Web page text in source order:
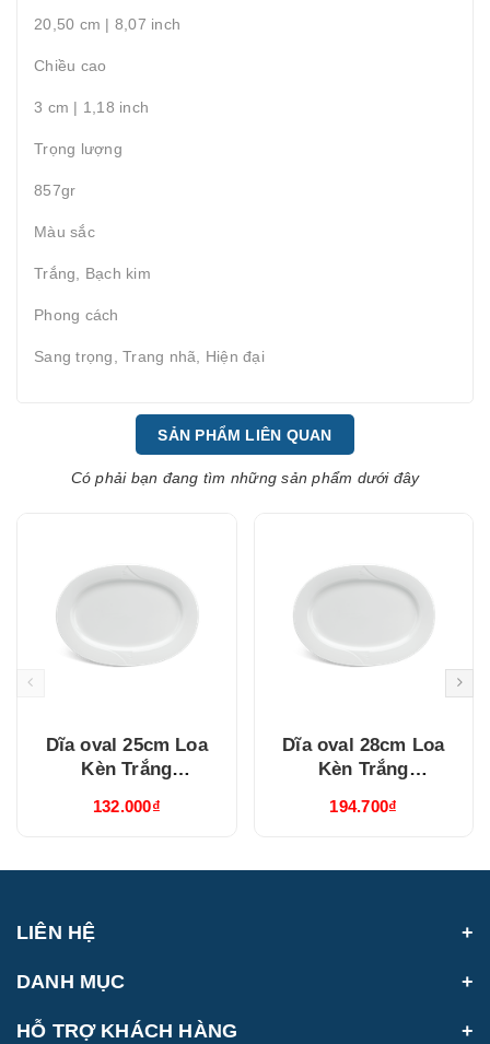
20,50 cm | 8,07 inch
Chiều cao
3 cm | 1,18 inch
Trọng lượng
857gr
Màu sắc
Trắng, Bạch kim
Phong cách
Sang trọng, Trang nhã, Hiện đại
SẢN PHẨM LIÊN QUAN
Có phải bạn đang tìm những sản phẩm dưới đây
Dĩa oval 25cm Loa
Kèn Trắng
132.000₫
Dĩa oval 28cm Loa
Kèn Trắng
194.700₫
LIÊN HỆ
DANH MỤC
HỖ TRỢ KHÁCH HÀNG